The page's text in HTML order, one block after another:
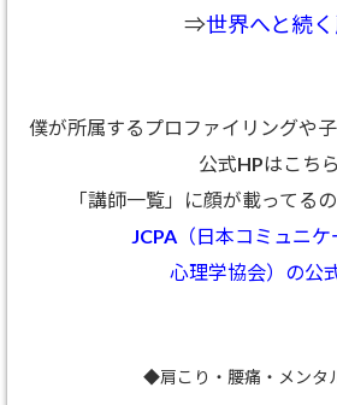
⇒世界へと続
僕が所属するプロファイリングや
公式HPはこちら
「講師一覧」に顔が載ってる
JCPA（日本コミュニケ
心理学協会）の公
◆肩こり・腰痛・メンタ